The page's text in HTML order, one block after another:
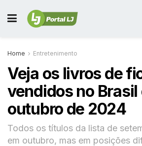
Home Entretenimento
Veja os livros de
vendidos no Brasil
outubro de 2024
Todos os títulos da lista de
em outubro, mas em posições